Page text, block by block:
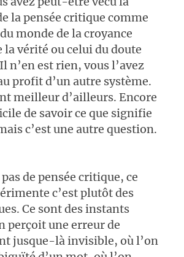
la pensée critique comme
monde de la croyance
la vérité ou celui du doute
n’en est rien, vous l’avez
profit d’un autre système.
meilleur d’ailleurs. Encore
de savoir ce que signifie
c’est une autre question.
de pensée critique, ce
c’est plutôt des
Ce sont des instants
perçoit une erreur de
jusque-là invisible, où l’on